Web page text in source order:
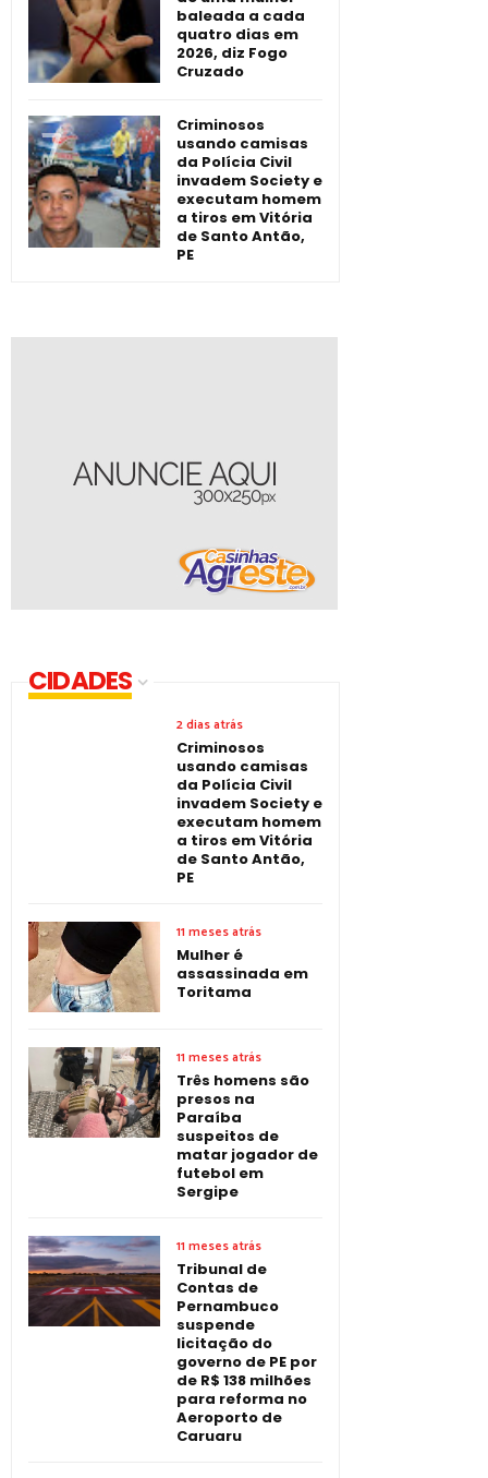
baleada a cada
quatro dias em
2026, diz Fogo
Cruzado
Criminosos
usando camisas
da Polícia Civil
invadem Society e
executam homem
a tiros em Vitória
de Santo Antão,
PE
CIDADES
2 dias atrás
Criminosos
usando camisas
da Polícia Civil
invadem Society e
executam homem
a tiros em Vitória
de Santo Antão,
PE
11 meses atrás
Mulher é
assassinada em
Toritama
11 meses atrás
Três homens são
presos na
Paraíba
suspeitos de
matar jogador de
futebol em
Sergipe
11 meses atrás
Tribunal de
Contas de
Pernambuco
suspende
licitação do
governo de PE por
de R$ 138 milhões
para reforma no
Aeroporto de
Caruaru